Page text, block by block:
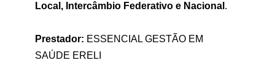
Local, Intercâmbio Federativo e Nacional .
Prestador: ESSENCIAL GESTÃO EM
SAÚDE ERELI